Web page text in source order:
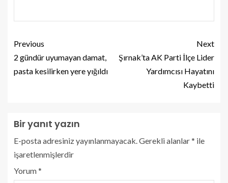
Previous
2 gündür uyumayan damat,
pasta kesilirken yere yığıldı
Next
Şırnak’ta AK Parti İlçe Lider
Yardımcısı Hayatını
Kaybetti
Bir yanıt yazın
E-posta adresiniz yayınlanmayacak.Gerekli alanlar* ile
işaretlenmişlerdir
Yorum*